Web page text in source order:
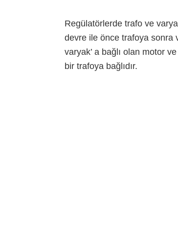
Regülatörlerde trafo ve
devre ile önce trafoya sonra
varyak’ a bağlı olan motor
bir trafoya bağlıdır.